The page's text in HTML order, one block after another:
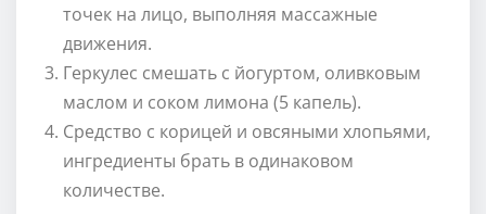
точек на лицо, выполняя массажные
движения.
Геркулес смешать с йогуртом, оливковым
маслом и соком лимона (5 капель).
Средство с корицей и овсяными хлопьями,
ингредиенты брать в одинаковом
количестве.